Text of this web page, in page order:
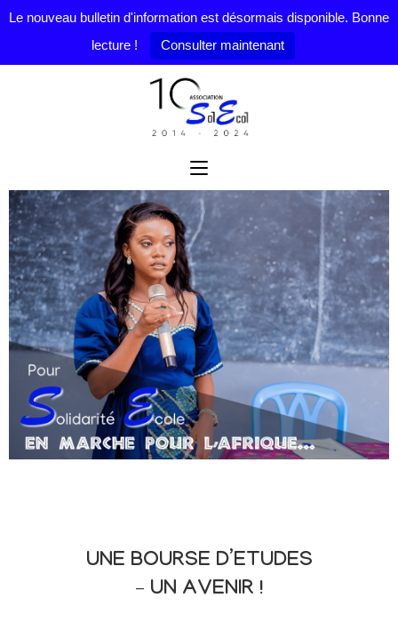
Le nouveau bulletin d'information est désormais disponible. Bonne
lecture !
Consulter maintenant
UNE BOURSE D’ETUDES
– UN AVENIR !